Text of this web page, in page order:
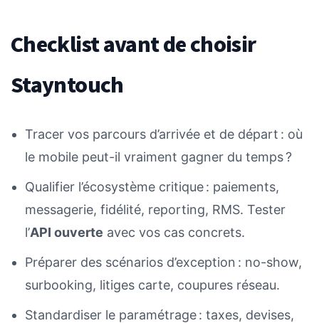
Checklist avant de choisir
Stayntouch
Tracer vos parcours d’arrivée et de départ : où
le mobile peut-il vraiment gagner du temps ?
Qualifier l’écosystème critique : paiements,
messagerie, fidélité, reporting, RMS. Tester
l’API ouverte avec vos cas concrets.
Préparer des scénarios d’exception : no-show,
surbooking, litiges carte, coupures réseau.
Standardiser le paramétrage : taxes, devises,